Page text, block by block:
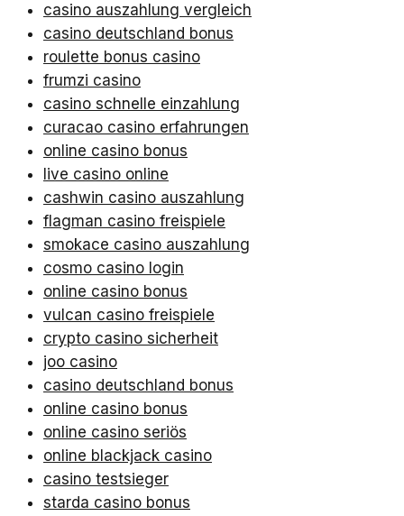
casino auszahlung vergleich
casino deutschland bonus
roulette bonus casino
frumzi casino
casino schnelle einzahlung
curacao casino erfahrungen
online casino bonus
live casino online
cashwin casino auszahlung
flagman casino freispiele
smokace casino auszahlung
cosmo casino login
online casino bonus
vulcan casino freispiele
crypto casino sicherheit
joo casino
casino deutschland bonus
online casino bonus
online casino seriös
online blackjack casino
casino testsieger
starda casino bonus